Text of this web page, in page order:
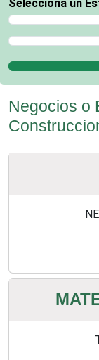
Selecciona un
Selecciona un
Selecciona un
Negocios o